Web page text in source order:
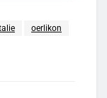
oerlikon